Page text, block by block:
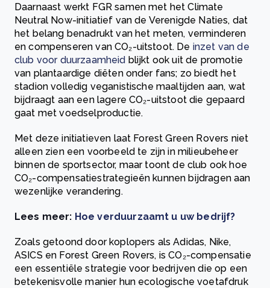
Daarnaast werkt FGR samen met het Climate
Neutral Now-initiatief van de Verenigde Naties, dat
het belang benadrukt van het meten, verminderen
en compenseren van CO₂-uitstoot. De inzet van de
club voor duurzaamheid blijkt ook uit de promotie
van plantaardige diëten onder fans; zo biedt het
stadion volledig veganistische maaltijden aan, wat
bijdraagt aan een lagere CO₂-uitstoot die gepaard
gaat met voedselproductie.
Met deze initiatieven laat Forest Green Rovers niet
alleen zien een voorbeeld te zijn in milieubeheer
binnen de sportsector, maar toont de club ook hoe
CO₂-compensatiestrategieën kunnen bijdragen aan
wezenlijke verandering.
Lees meer: Hoe verduurzaamt u uw bedrijf?
Zoals getoond door koplopers als Adidas, Nike,
ASICS en Forest Green Rovers, is CO₂-compensatie
een essentiële strategie voor bedrijven die op een
betekenisvolle manier hun ecologische voetafdruk